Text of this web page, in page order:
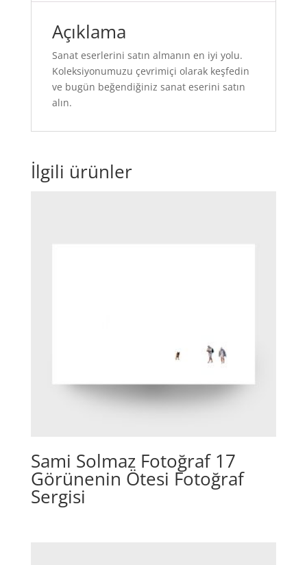
Açıklama
Sanat eserlerini satın almanın en iyi yolu.
Koleksiyonumuzu çevrimiçi olarak keşfedin
ve bugün beğendiğiniz sanat eserini satın
alın.
İlgili ürünler
Sami Solmaz Fotoğraf 17
Görünenin Ötesi Fotoğraf
Sergisi